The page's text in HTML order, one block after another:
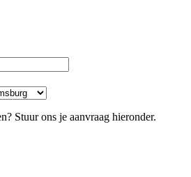
Stuur ons je aanvraag hieronder.